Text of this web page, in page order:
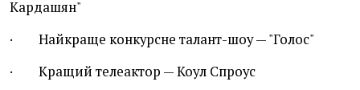
Кардашян"
· Найкраще конкурсне талант-шоу — "Голос"
· Кращий телеактор — Коул Спроус